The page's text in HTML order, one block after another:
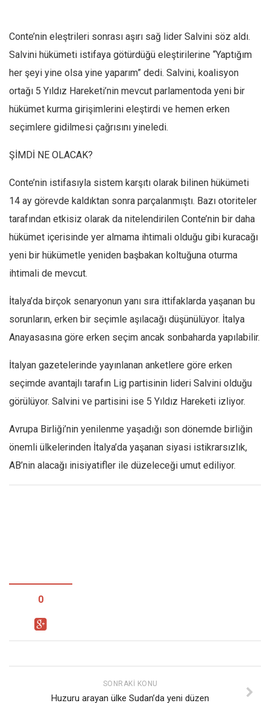
Avrupa
Asya
Afrika
Avustralya
Tarih
Düşünce
Conte’nin eleştrileri sonrası aşırı sağ lider Salvini söz aldı.
Salvini hükümeti istifaya götürdüğü eleştirilerine “Yaptığım
her şeyi yine olsa yine yaparım” dedi. Salvini, koalisyon
ortağı 5 Yıldız Hareketi’nin mevcut parlamentoda yeni bir
hükümet kurma girişimlerini eleştirdi ve hemen erken
seçimlere gidilmesi çağrısını yineledi.
ŞİMDİ NE OLACAK?
Conte’nin istifasıyla sistem karşıtı olarak bilinen hükümeti
14 ay görevde kaldıktan sonra parçalanmıştı. Bazı otoriteler
tarafından etkisiz olarak da nitelendirilen Conte’nin bir daha
hükümet içerisinde yer almama ihtimali olduğu gibi kuracağı
yeni bir hükümetle yeniden başbakan koltuğuna oturma
ihtimali de mevcut.
İtalya’da birçok senaryonun yanı sıra ittifaklarda yaşanan bu
sorunların, erken bir seçimle aşılacağı düşünülüyor. İtalya
Anayasasına göre erken seçim ancak sonbaharda yapılabilir.
İtalyan gazetelerinde yayınlanan anketlere göre erken
seçimde avantajlı tarafın Lig partisinin lideri Salvini olduğu
görülüyor. Salvini ve partisini ise 5 Yıldız Hareketi izliyor.
Avrupa Birliği’nin yenilenme yaşadığı son dönemde birliğin
önemli ülkelerinden İtalya’da yaşanan siyasi istikrarsızlık,
AB’nin alacağı inisiyatifler ile düzeleceği umut ediliyor.
0
SONRAKI KONU
Huzuru arayan ülke Sudan’da yeni düzen